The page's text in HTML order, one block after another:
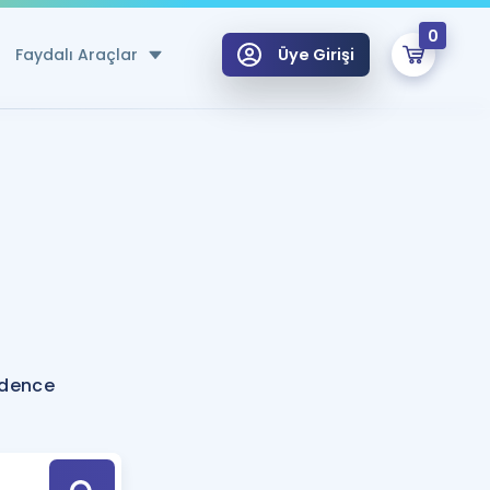
Faydalı Araçlar
Hesaplama Aracı
için Öneriler
Tek Takvimde
Üye Girişi
0
Hoca ile seni sınava hazırlayacak onlarca eğitim seni bekliyor!